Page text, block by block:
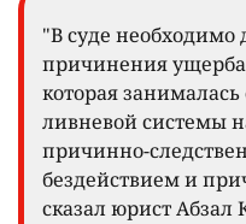
"В суде необходимо
причинения
которая
ливневой системы
причинно-
бездействием и
сказал юрист